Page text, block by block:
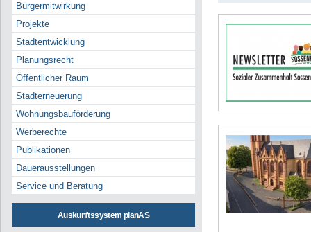
Bürgermitwirkung
Projekte
Stadtentwicklung
Planungsrecht
Öffentlicher Raum
Stadterneuerung
Wohnungsbauförderung
Werberechte
Publikationen
Dauerausstellungen
Service und Beratung
Auskunftssystem planAS